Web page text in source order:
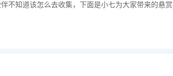
不知道该怎么去收集，下面是小七为大家带来的悬赏